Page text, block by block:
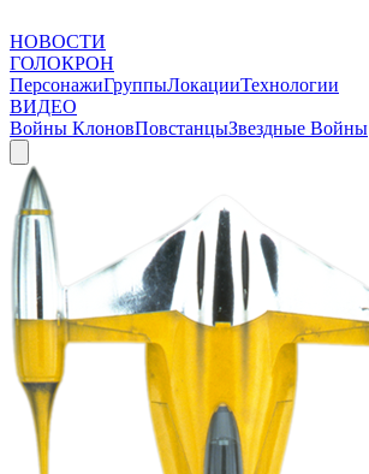
НОВОСТИ
ГОЛОКРОН
ПерсонажиГруппыЛокацииТехнологии
ВИДЕО
Войны КлоновПовстанцыЗвездные Войны